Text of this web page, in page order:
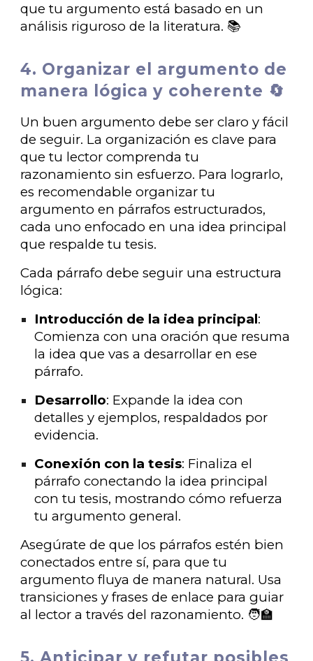
que tu argumento está basado en un
análisis riguroso de la literatura. 📚
4. Organizar el argumento de
manera lógica y coherente 🔄
Un buen argumento debe ser claro y fácil
de seguir. La organización es clave para
que tu lector comprenda tu
razonamiento sin esfuerzo. Para lograrlo,
es recomendable organizar tu
argumento en párrafos estructurados,
cada uno enfocado en una idea principal
que respalde tu tesis.
Cada párrafo debe seguir una estructura
lógica:
Introducción de la idea principal:
Comienza con una oración que resuma
la idea que vas a desarrollar en ese
párrafo.
Desarrollo: Expande la idea con
detalles y ejemplos, respaldados por
evidencia.
Conexión con la tesis: Finaliza el
párrafo conectando la idea principal
con tu tesis, mostrando cómo refuerza
tu argumento general.
Asegúrate de que los párrafos estén bien
conectados entre sí, para que tu
argumento fluya de manera natural. Usa
transiciones y frases de enlace para guiar
al lector a través del razonamiento. 🧑‍🏫